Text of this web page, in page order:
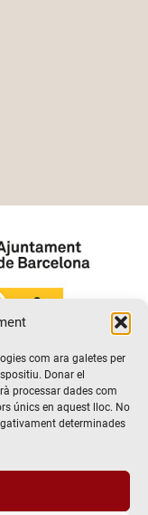
com ara galetes per
Donar el
processar dades com
únics en aquest lloc. No
determinades